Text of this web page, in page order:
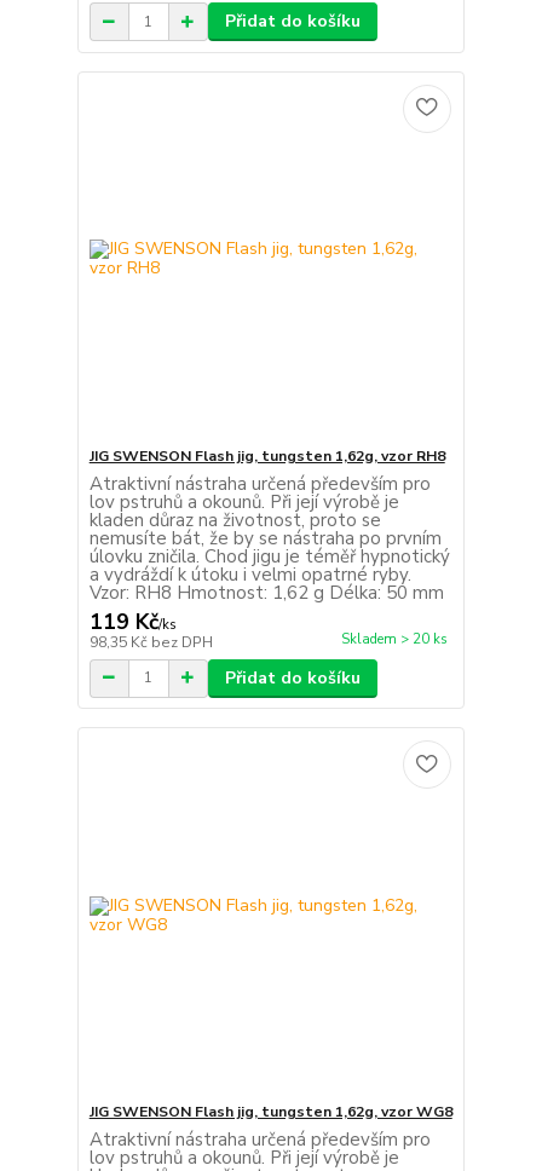
Přidat do košíku
JIG SWENSON Flash jig, tungsten 1,62g, vzor RH8
Atraktivní nástraha určená především pro
lov pstruhů a okounů. Při její výrobě je
kladen důraz na životnost, proto se
nemusíte bát, že by se nástraha po prvním
úlovku zničila. Chod jigu je téměř hypnotický
a vydráždí k útoku i velmi opatrné ryby.
Vzor: RH8 Hmotnost: 1,62 g Délka: 50 mm
119 Kč/ks
98,35 Kč bez DPH Skladem > 20 ks
Přidat do košíku
JIG SWENSON Flash jig, tungsten 1,62g, vzor WG8
Atraktivní nástraha určená především pro
lov pstruhů a okounů. Při její výrobě je